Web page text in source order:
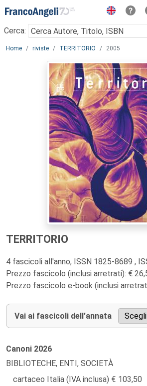
Menu
Cerca:
Main content
Home riviste TERRITORIO 2005
TERRITORIO
4 fascicoli all'anno, ISSN 1825-8689 ,
Prezzo fascicolo (inclusi arretrati): €
Prezzo fascicolo e-book (inclusi
Vai ai fascicoli dell’annata
Canoni 2026
BIBLIOTECHE, ENTI, SOCIETÀ
cartaceo Italia (IVA inclusa)
103,50